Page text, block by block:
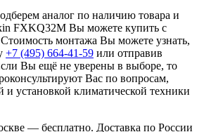
аналог по наличию товара и
FXKQ32M Вы можете купить с
монтажа Вы можете узнать,
+7 (495) 664-41-59 или отправив
Вы ещё не уверены в выборе, то
Вас по вопросам,
и установкой климатической техники
— бесплатно. Доставка по России